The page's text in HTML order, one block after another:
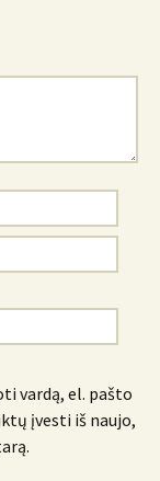
vardą, el. pašto
įvesti iš naujo,